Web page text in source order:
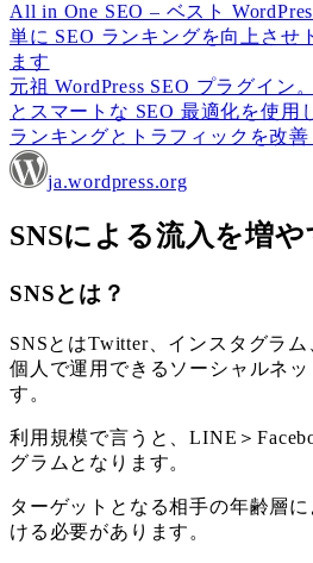
All in One SEO – ベスト
単に SEO ランキングを向上させ
ます
元祖 WordPress SEO プラグイン
とスマートな SEO 最適化を使用
ランキングとトラフィックを改善
ja.wordpress.org
SNSによる流入を増や
SNSとは？
SNSとはTwitter、インスタグラ
個人で運用できるソーシャルネ
す。
利用規模で言うと、LINE＞
グラムとなります。
ターゲットとなる相手の年齢層
ける必要があります。